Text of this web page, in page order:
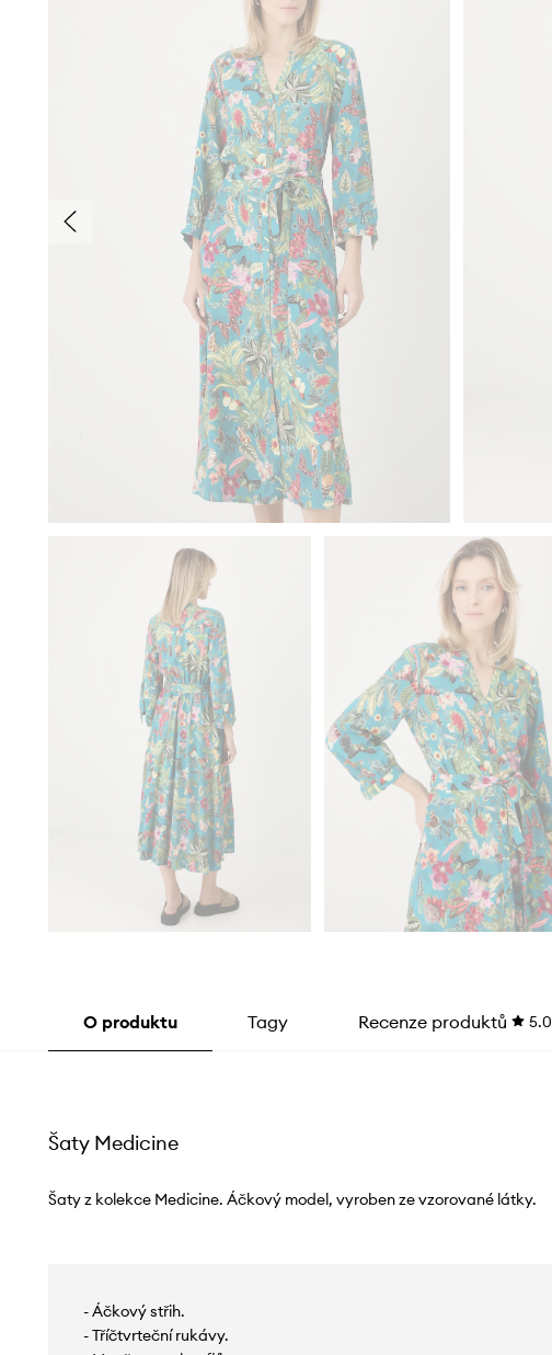
O produktu Tagy Recenze produktů 5.0
Šaty Medicine
Šaty z kolekce Medicine. Áčkový model, vyroben ze vzorované látky.
- Áčkový střih.
- Tříčtvrteční rukávy.